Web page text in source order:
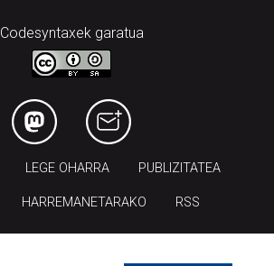
Codesyntaxek garatua
LEGE OHARRA PUBLIZITATEA
HARREMANETARAKO RSS